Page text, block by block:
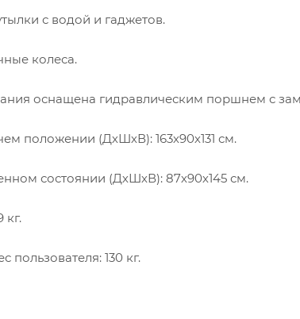
с водой и гаджетов.
колеса.
оснащена гидравлическим поршнем с
положении (ДхШхВ): 163х90х131 см.
состоянии (ДхШхВ): 87х90х145 см.
кг.
пользователя: 130 кг.